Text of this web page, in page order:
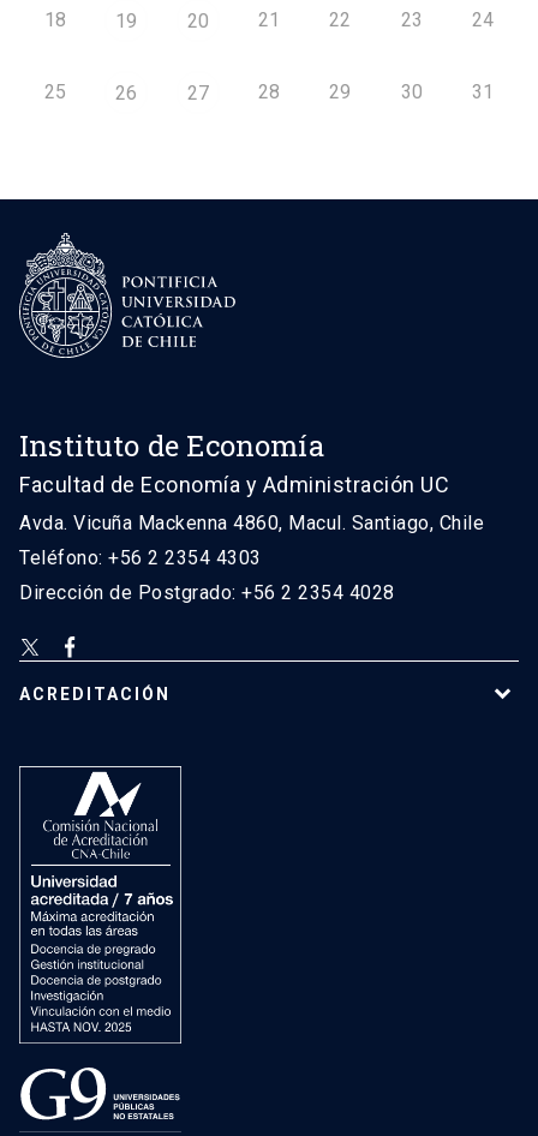
18 19 20 21 22 23 24
25 26 27 28 29 30 31
Instituto de Economía
Facultad de Economía y Administración UC
Avda. Vicuña Mackenna 4860, Macul. Santiago, Chile
Teléfono: +56 2 2354 4303
Dirección de Postgrado: +56 2 2354 4028
ACREDITACIÓN